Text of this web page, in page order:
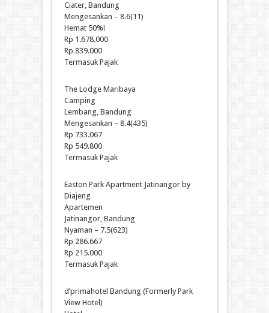
Ciater, Bandung
Mengesankan – 8.6(11)
Hemat 50%!
Rp 1.678.000
Rp 839.000
Termasuk Pajak
The Lodge Maribaya
Camping
Lembang, Bandung
Mengesankan – 8.4(435)
Rp 733.067
Rp 549.800
Termasuk Pajak
Easton Park Apartment Jatinangor by
Diajeng
Apartemen
Jatinangor, Bandung
Nyaman – 7.5(623)
Rp 286.667
Rp 215.000
Termasuk Pajak
d’primahotel Bandung (Formerly Park
View Hotel)